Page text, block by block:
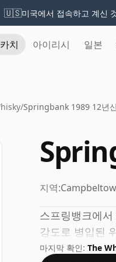
🇺🇸미국에서 접속하고 계신
치 아이리시 일본
/Springbank 1989 12년
지역:
스프링뱅크에
강도로 병입된
마지막 확인: The